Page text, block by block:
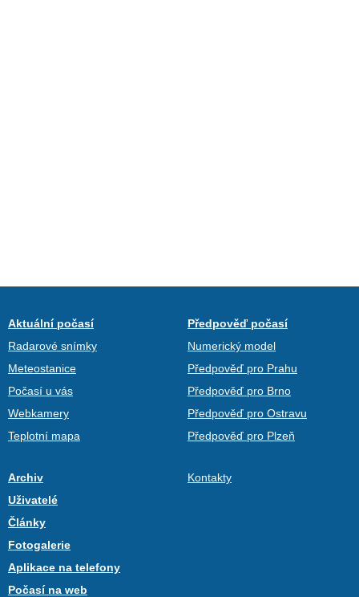
Aktuální počasí
Radarové snímky
Meteostanice
Počasí u vás
Webkamery
Teplotní mapa
Předpověď počasí
Numerický model
Předpověď pro Prahu
Předpověď pro Brno
Předpověď pro Ostravu
Předpověď pro Plzeň
Archiv
Uživatelé
Články
Fotogalerie
Aplikace na telefony
Počasí na web
Kontakty